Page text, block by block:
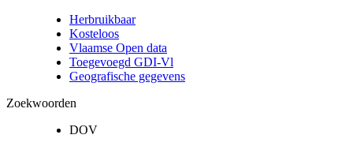
Herbruikbaar
Kosteloos
Vlaamse Open data
Toegevoegd GDI-Vl
Geografische gegevens
Zoekwoorden
DOV